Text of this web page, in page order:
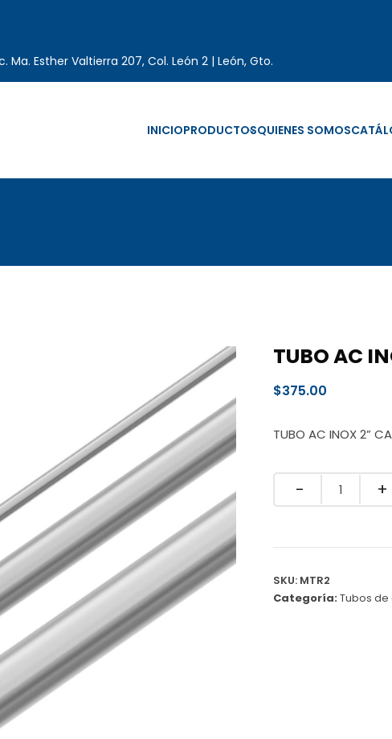
Ma. Esther Valtierra 207, Col. León 2 | León, Gto.
INICIOPRODUCTOSQUIENES SOMOS
TUBO AC
$375.00
TUBO AC INOX 2”
Quantity
SKU: MTR2
Categoría:Tubos